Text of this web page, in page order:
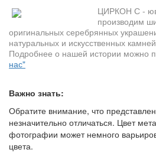
ЦИРКОН С -
производим
оригинальных серебрянных
натуральных и искусственных
Подробнее о нашей истории можно
нас"
Важно знать:
Обратите внимание, что
незначительно отличаться. Цвет
фотографии может немного
цвета.